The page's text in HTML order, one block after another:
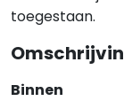
toegestaan.
Binnen